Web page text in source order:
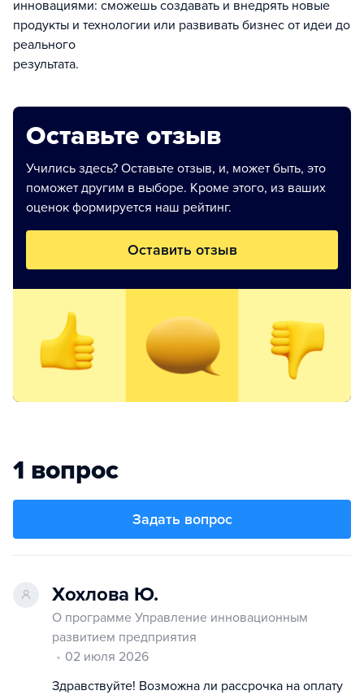
инновациями: сможешь создавать и внедрять новые
продукты и технологии или развивать бизнес от идеи до
реального
результата.
Оставьте отзыв
Учились здесь? Оставьте отзыв, и, может быть, это
поможет другим в выборе. Кроме этого, из ваших
оценок формируется наш рейтинг.
Оставить отзыв
1 вопрос
Задать вопрос
Хохлова Ю.
О программе Управление инновационным
развитием предприятия
02 июля 2026
Здравствуйте! Возможна ли рассрочка на оплату